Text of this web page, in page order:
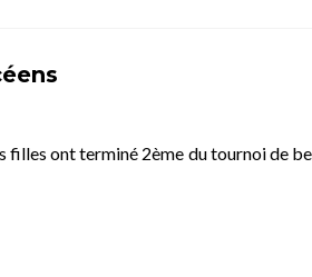
filles ont terminé 2ème du tournoi de